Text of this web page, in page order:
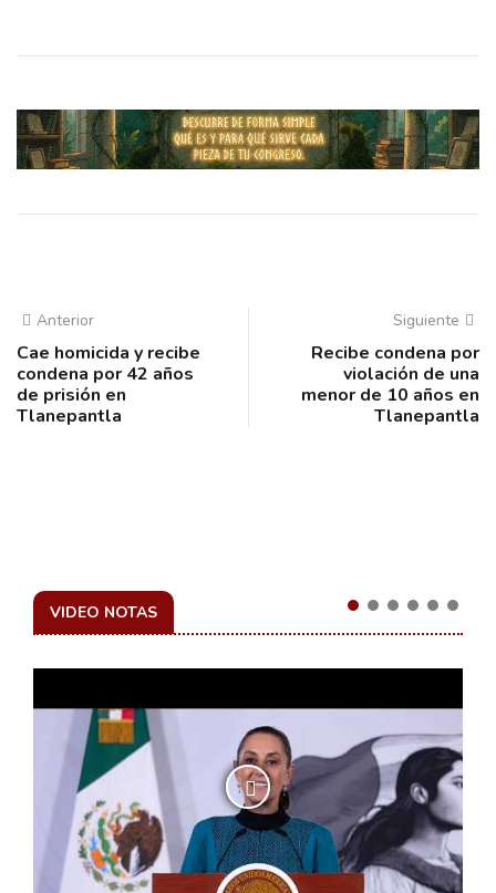
Anterior
Cae homicida y recibe
condena por 42 años
de prisión en
Tlanepantla
Siguiente
Recibe condena por
violación de una
menor de 10 años en
Tlanepantla
VIDEO NOTAS